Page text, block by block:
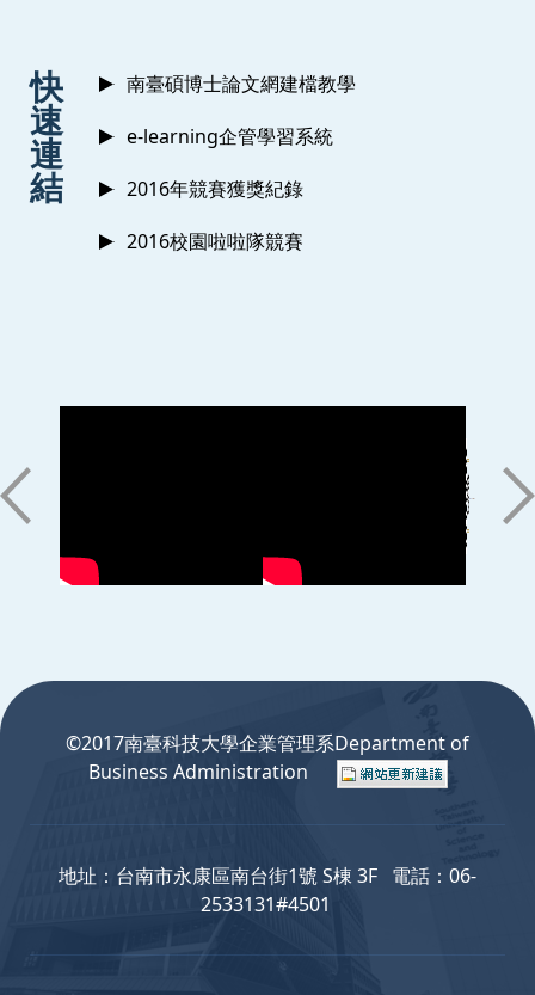
快
速
連
結
南臺碩博士論文網建檔教學
e-learning企管學習系統
2016年競賽獲獎紀錄
2016校園啦啦隊競賽
©2017南臺科技大學企業管理系Department of
Business Administration
地址：台南市永康區南台街1號 S棟 3F 電話：06-
2533131#4501